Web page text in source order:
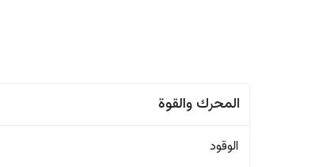
المحرك والقوة
الوقود